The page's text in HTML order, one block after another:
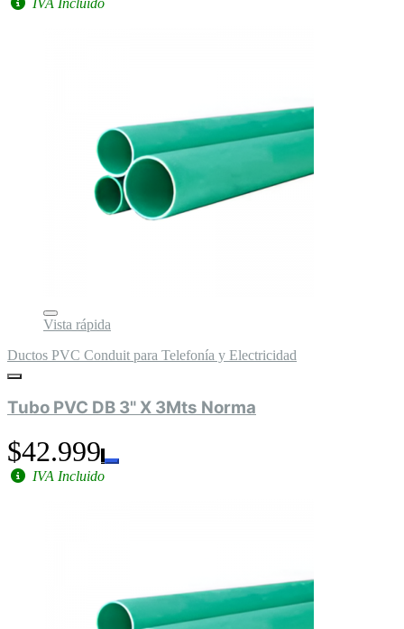
IVA Incluido
Vista rápida
Ductos PVC Conduit para Telefonía y Electricidad
Tubo PVC DB 3" X 3Mts Norma
$42.999
IVA Incluido